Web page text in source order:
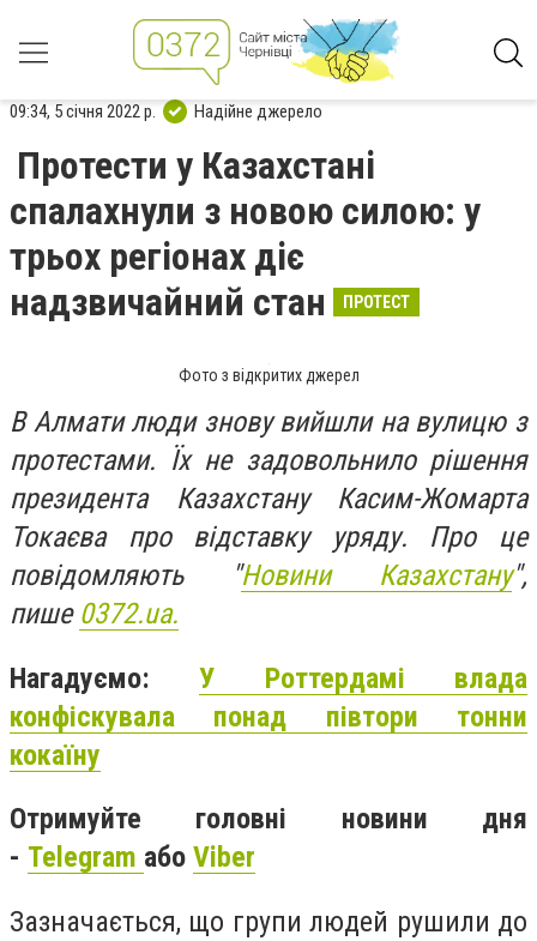
09:34, 5 січня 2022 р. Надійне джерело
Протести у Казахстані
спалахнули з новою силою: у
трьох регіонах діє
надзвичайний стан
ПРОТЕСТ
Фото з відкритих джерел
В Алмати люди знову вийшли на вулицю з
протестами. Їх не задовольнило рішення
президента Казахстану Касим-Жомарта
Токаєва про відставку уряду. Про це
повідомляють "Новини Казахстану",
пише 0372.ua.
Нагадуємо:У Роттердамі влада
конфіскувала понад півтори тонни
кокаїну
Отримуйте головні новини дня
- Telegram або Viber
Зазначається, що групи людей рушили до